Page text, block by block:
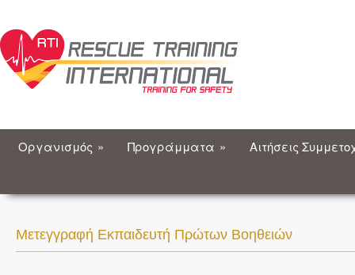
Οργανισμός » Προγράμματα » Αιτήσεις
Μετεγγραφή Εκπαιδευτή Πρώτων Βοηθειών